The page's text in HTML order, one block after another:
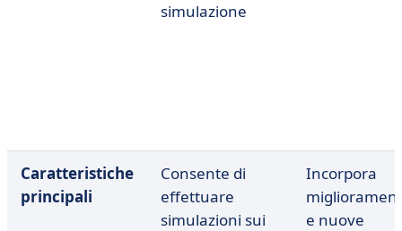
simulazione
Caratteristiche
principali
Consente di
effettuare
simulazioni sui
Incorpora
e nuove